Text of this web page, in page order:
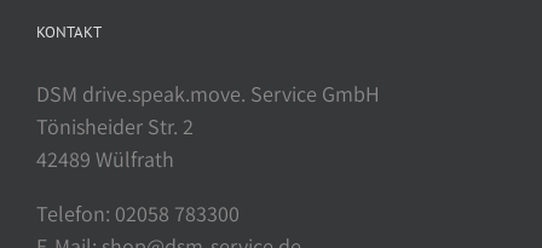
KONTAKT
DSM drive.speak.move. Service GmbH
Tönisheider Str. 2
42489 Wülfrath
Telefon: 02058 783300